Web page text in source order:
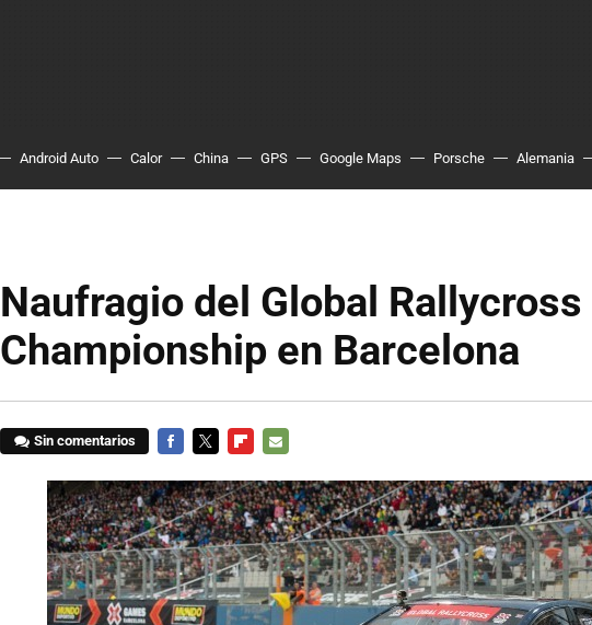
Android Auto Calor China GPS Google Maps Porsche Alemania
Naufragio del Global Rallycross
Championship en Barcelona
Sin comentarios
MAIL